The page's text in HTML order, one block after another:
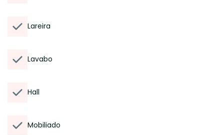
Lareira
Lavabo
Hall
Mobiliado